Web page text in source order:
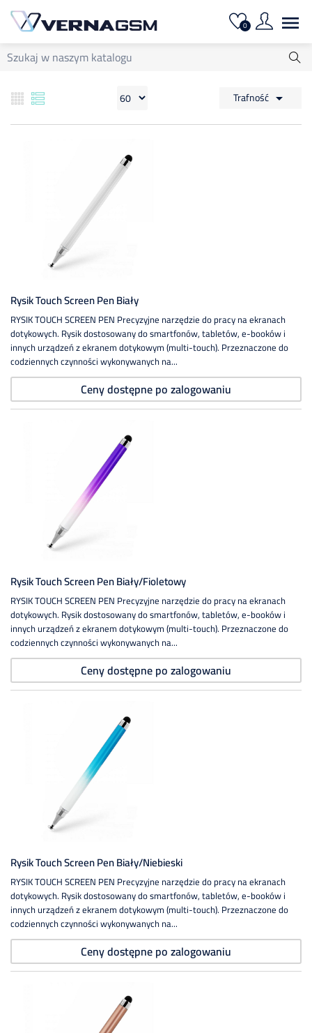
0 
Trafność 
Rysik Touch Screen Pen Biały
RYSIK TOUCH SCREEN PEN Precyzyjne narzędzie do pracy na ekranach
dotykowych. Rysik dostosowany do smartfonów, tabletów, e-booków i
innych urządzeń z ekranem dotykowym (multi-touch). Przeznaczone do
codziennych czynności wykonywanych na...
Ceny dostępne po zalogowaniu
Rysik Touch Screen Pen Biały/fioletowy
RYSIK TOUCH SCREEN PEN Precyzyjne narzędzie do pracy na ekranach
dotykowych. Rysik dostosowany do smartfonów, tabletów, e-booków i
innych urządzeń z ekranem dotykowym (multi-touch). Przeznaczone do
codziennych czynności wykonywanych na...
Ceny dostępne po zalogowaniu
Rysik Touch Screen Pen Biały/niebieski
RYSIK TOUCH SCREEN PEN Precyzyjne narzędzie do pracy na ekranach
dotykowych. Rysik dostosowany do smartfonów, tabletów, e-booków i
innych urządzeń z ekranem dotykowym (multi-touch). Przeznaczone do
codziennych czynności wykonywanych na...
Ceny dostępne po zalogowaniu